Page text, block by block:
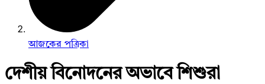
আজকের পত্রিকা
দেশীয় বিনোদনের অভাবে শিশুরা